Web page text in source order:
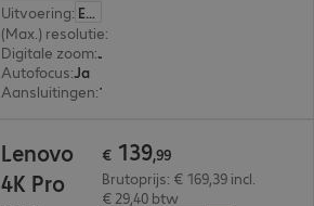
Uitvoering: Europa
(Max.) resolutie:
Digitale zoom:
Autofocus:Ja
Aansluitingen:
Lenovo
4K Pro
€ 139,99
Brutoprijs: € 169,39 incl.
€ 29,40 btw